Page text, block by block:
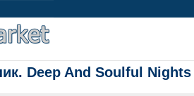
Deep And Soulful Nights